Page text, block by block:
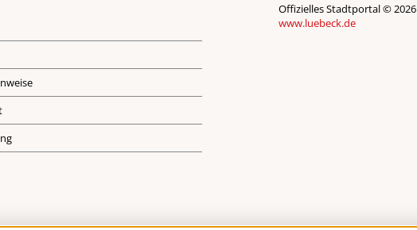
Offizielles Stadtportal © 2026
www.luebeck.de